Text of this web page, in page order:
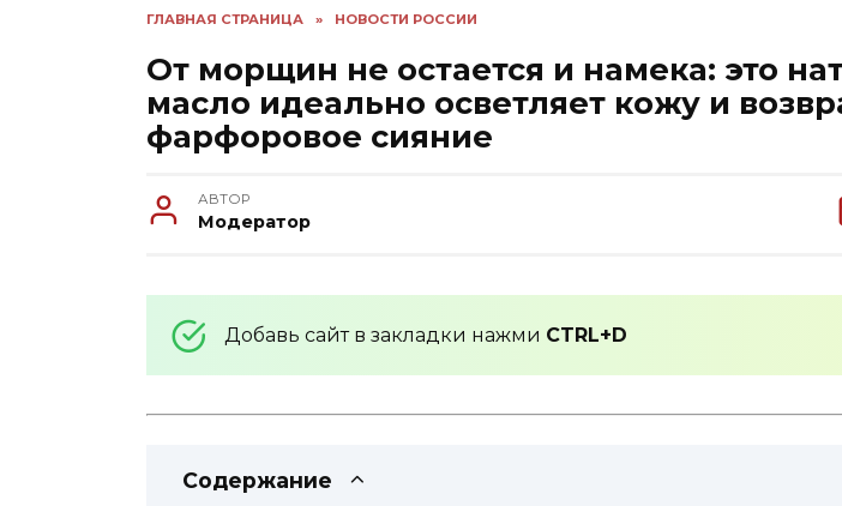
ГЛАВНАЯ СТРАНИЦА » НОВОСТИ РОССИИ
От морщин не остается и намека: это
масло идеально осветляет кожу и
фарфоровое сияние
АВТОР
Модератор
Добавь сайт в закладки нажми CTRL+D
Содержание